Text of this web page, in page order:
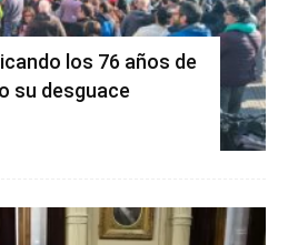
los 76 años de
su desguace